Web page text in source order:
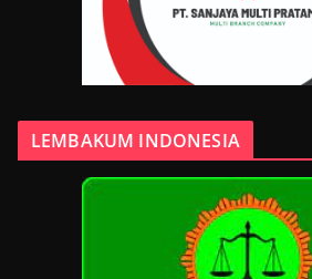
LEMBAKUM INDONESIA